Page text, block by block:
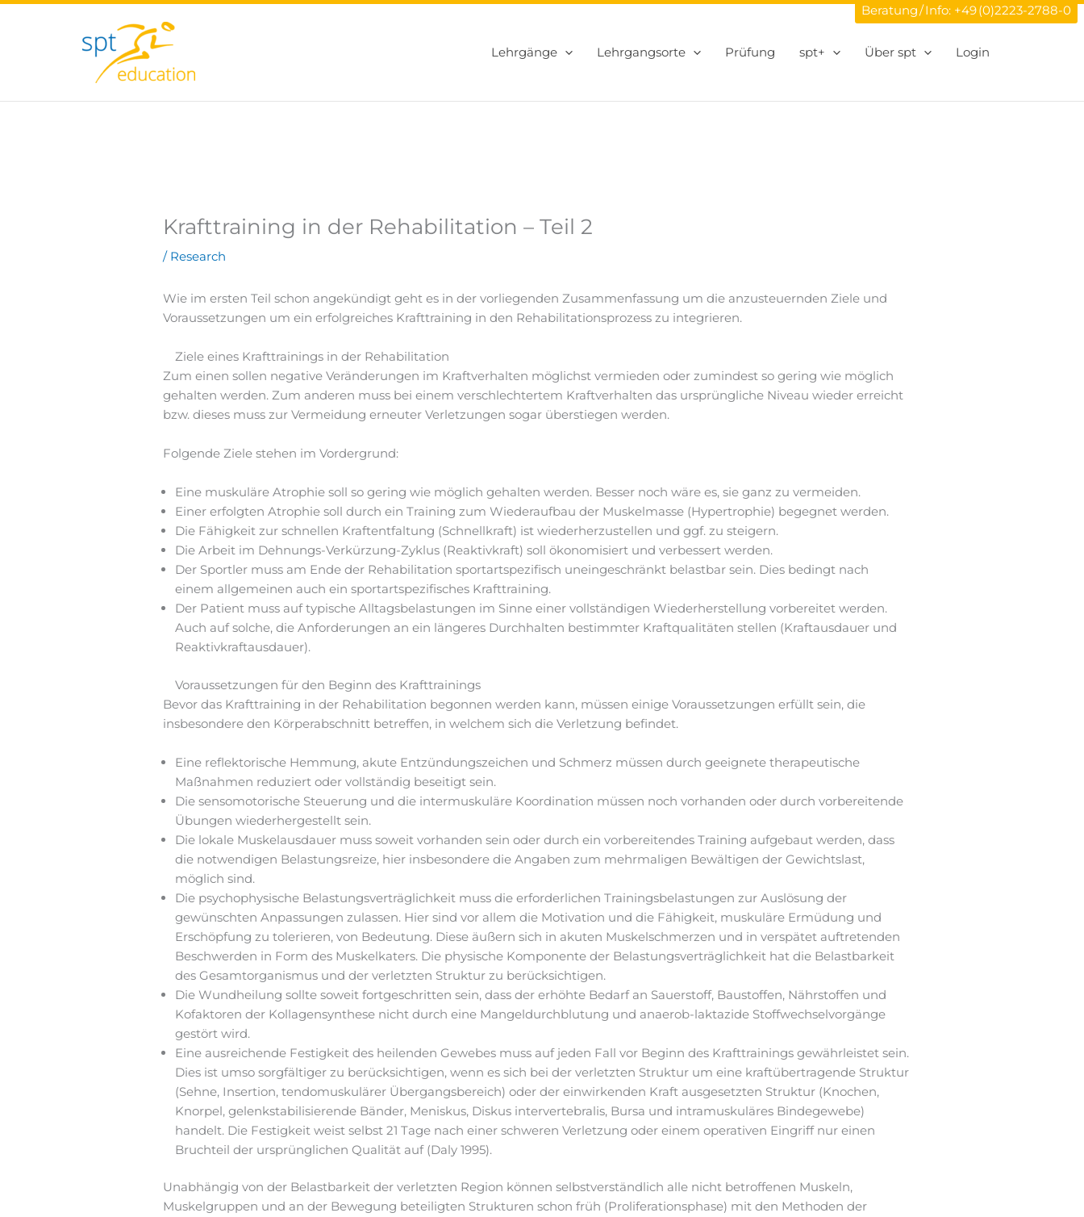
Zum
Beratung / Info: +49 (0)2223-2788-0
Lehrgänge Lehrgangsorte Prüfung spt+ Über spt Login
Krafttraining in der Rehabilitation – Teil 2
/ Research
Wie im ersten Teil schon angekündigt geht es in der vorliegenden Zusammenfassung um die anzusteuernden Ziele und
Voraussetzungen um ein erfolgreiches Krafttraining in den Rehabilitationsprozess zu integrieren.
Ziele eines Krafttrainings in der Rehabilitation
Zum einen sollen negative Veränderungen im Kraftverhalten möglichst vermieden oder zumindest so gering wie möglich
gehalten werden. Zum anderen muss bei einem verschlechtertem Kraftverhalten das ursprüngliche Niveau wieder erreicht
bzw. dieses muss zur Vermeidung erneuter Verletzungen sogar überstiegen werden.
Folgende Ziele stehen im Vordergrund:
Eine muskuläre Atrophie soll so gering wie möglich gehalten werden. Besser noch wäre es, sie ganz zu vermeiden.
Einer erfolgten Atrophie soll durch ein Training zum Wiederaufbau der Muskelmasse (Hypertrophie) begegnet werden.
Die Fähigkeit zur schnellen Kraftentfaltung (Schnellkraft) ist wiederherzustellen und ggf. zu steigern.
Die Arbeit im Dehnungs-Verkürzung-Zyklus (Reaktivkraft) soll ökonomisiert und verbessert werden.
Der Sportler muss am Ende der Rehabilitation sportartspezifisch uneingeschränkt belastbar sein. Dies bedingt nach
einem allgemeinen auch ein sportartspezifisches Krafttraining.
Der Patient muss auf typische Alltagsbelastungen im Sinne einer vollständigen Wiederherstellung vorbereitet werden.
Auch auf solche, die Anforderungen an ein längeres Durchhalten bestimmter Kraftqualitäten stellen (Kraftausdauer und
Reaktivkraftausdauer).
Voraussetzungen für den Beginn des Krafttrainings
Bevor das Krafttraining in der Rehabilitation begonnen werden kann, müssen einige Voraussetzungen erfüllt sein, die
insbesondere den Körperabschnitt betreffen, in welchem sich die Verletzung befindet.
Eine reflektorische Hemmung, akute Entzündungszeichen und Schmerz müssen durch geeignete therapeutische
Maßnahmen reduziert oder vollständig beseitigt sein.
Die sensomotorische Steuerung und die intermuskuläre Koordination müssen noch vorhanden oder durch vorbereitende
Übungen wiederhergestellt sein.
Die lokale Muskelausdauer muss soweit vorhanden sein oder durch ein vorbereitendes Training aufgebaut werden, dass
die notwendigen Belastungsreize, hier insbesondere die Angaben zum mehrmaligen Bewältigen der Gewichtslast,
möglich sind.
Die psychophysische Belastungsverträglichkeit muss die erforderlichen Trainingsbelastungen zur Auslösung der
gewünschten Anpassungen zulassen. Hier sind vor allem die Motivation und die Fähigkeit, muskuläre Ermüdung und
Erschöpfung zu tolerieren, von Bedeutung. Diese äußern sich in akuten Muskelschmerzen und in verspätet auftretenden
Beschwerden in Form des Muskelkaters. Die physische Komponente der Belastungsverträglichkeit hat die Belastbarkeit
des Gesamtorganismus und der verletzten Struktur zu berücksichtigen.
Die Wundheilung sollte soweit fortgeschritten sein, dass der erhöhte Bedarf an Sauerstoff, Baustoffen, Nährstoffen und
Kofaktoren der Kollagensynthese nicht durch eine Mangeldurchblutung und anaerob-laktazide Stoffwechselvorgänge
gestört wird.
Eine ausreichende Festigkeit des heilenden Gewebes muss auf jeden Fall vor Beginn des Krafttrainings gewährleistet sein.
Dies ist umso sorgfältiger zu berücksichtigen, wenn es sich bei der verletzten Struktur um eine kraftübertragende Struktur
(Sehne, Insertion, tendomuskulärer Übergangsbereich) oder der einwirkenden Kraft ausgesetzten Struktur (Knochen,
Knorpel, gelenkstabilisierende Bänder, Meniskus, Diskus intervertebralis, Bursa und intramuskuläres Bindegewebe)
handelt. Die Festigkeit weist selbst 21 Tage nach einer schweren Verletzung oder einem operativen Eingriff nur einen
Bruchteil der ursprünglichen Qualität auf (Daly 1995).
Unabhängig von der Belastbarkeit der verletzten Region können selbstverständlich alle nicht betroffenen Muskeln,
Muskelgruppen und an der Bewegung beteiligten Strukturen schon früh (Proliferationsphase) mit den Methoden der